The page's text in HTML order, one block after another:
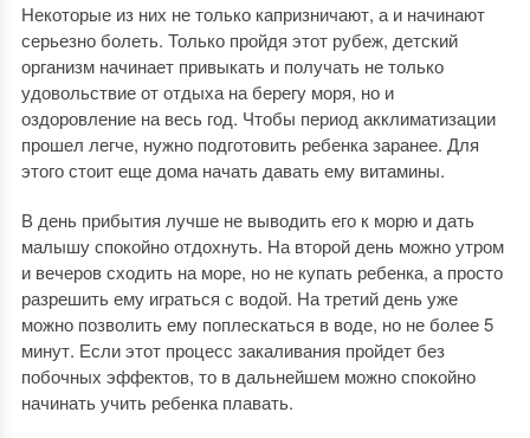
Некоторые из них не только капризничают, а и начинают
серьезно болеть. Только пройдя этот рубеж, детский
организм начинает привыкать и получать не только
удовольствие от отдыха на берегу моря, но и
оздоровление на весь год. Чтобы период акклиматизации
прошел легче, нужно подготовить ребенка заранее. Для
этого стоит еще дома начать давать ему витамины.
В день прибытия лучше не выводить его к морю и дать
малышу спокойно отдохнуть. На второй день можно утром
и вечеров сходить на море, но не купать ребенка, а просто
разрешить ему играться с водой. На третий день уже
можно позволить ему поплескаться в воде, но не более 5
минут. Если этот процесс закаливания пройдет без
побочных эффектов, то в дальнейшем можно спокойно
начинать учить ребенка плавать.